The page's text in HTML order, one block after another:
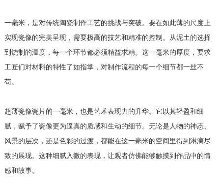
一毫米，是对传统陶瓷制作工艺的挑战与突破。要在如此薄的尺度上
实现瓷像的完美呈现，需要极高的技艺和精准的控制。从泥土的选择
到烧制的温度，每一个环节都必须精益求精。这一毫米的厚度，要求
工匠们对材料的特性了如指掌，对制作流程的每一个细节都一丝不
苟。
超薄瓷像瓷片的一毫米，也是艺术表现力的升华。它以其轻盈和细
腻，赋予了瓷像更为逼真的质感和生动的细节。无论是人物的神态、
风景的层次，还是色彩的过渡，都能在这一毫米的空间里得到淋漓尽
致的展现。这种细腻入微的表现，让观者仿佛能够触摸到作品中的情
感和故事。